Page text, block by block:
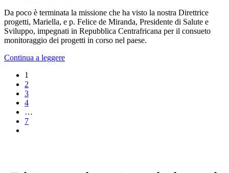
Da poco è terminata la missione che ha visto la nostra Direttrice
progetti, Mariella, e p. Felice de Miranda, Presidente di Salute e
Sviluppo, impegnati in Repubblica Centrafricana per il consueto
monitoraggio dei progetti in corso nel paese.
Continua a leggere
1
2
3
4
…
7